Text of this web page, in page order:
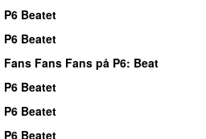
P6 Beatet
P6 Beatet
Fans Fans Fans på P6: Beat
P6 Beatet
P6 Beatet
P6 Beatet